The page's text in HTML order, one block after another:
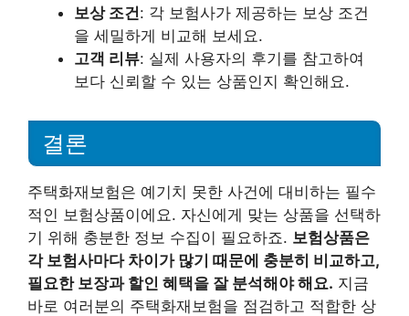
보상 조건: 각 보험사가 제공하는 보상 조건
을 세밀하게 비교해 보세요.
고객 리뷰: 실제 사용자의 후기를 참고하여
보다 신뢰할 수 있는 상품인지 확인해요.
결론
주택화재보험은 예기치 못한 사건에 대비하는 필수
적인 보험상품이에요. 자신에게 맞는 상품을 선택하
기 위해 충분한 정보 수집이 필요하죠. 보험상품은
각 보험사마다 차이가 많기 때문에 충분히 비교하고,
필요한 보장과 할인 혜택을 잘 분석해야 해요. 지금
바로 여러분의 주택화재보험을 점검하고 적합한 상